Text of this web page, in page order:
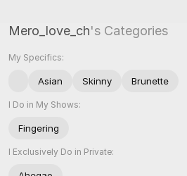
Mero_love_ch's Categories
My Specifics:
Asian Skinny Brunette
I Do in My Shows:
Fingering
I Exclusively Do in Private: